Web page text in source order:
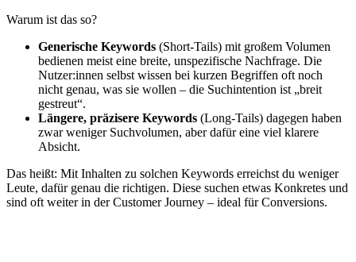
Warum ist das so?
Generische Keywords (Short-Tails) mit großem Volumen
bedienen meist eine breite, unspezifische Nachfrage. Die
Nutzer:innen selbst wissen bei kurzen Begriffen oft noch
nicht genau, was sie wollen – die Suchintention ist „breit
gestreut“.
Längere, präzisere Keywords (Long-Tails) dagegen haben
zwar weniger Suchvolumen, aber dafür eine viel klarere
Absicht.
Das heißt: Mit Inhalten zu solchen Keywords erreichst du weniger
Leute, dafür genau die richtigen. Diese suchen etwas Konkretes und
sind oft weiter in der Customer Journey – ideal für Conversions.